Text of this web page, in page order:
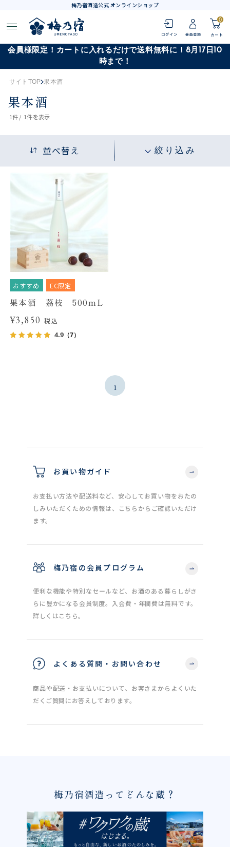
梅乃宿酒造公式 オンラインショップ
0
会員様限定！カートに入れるだけで送料無料に！8月17日10
時まで！
サイトTOP 果本酒
果本酒
1件 / 1件を表示
並べ替え 絞り込み
おすすめ EC限定
果本酒 茘枝 500mL
¥3,850税込
4.9（7）
1
お買い物ガイド
お支払い方法や配送料など、安心してお買い物をおたの
しみいただくための情報は、こちらからご確認いただけ
ます。
梅乃宿の会員プログラム
便利な機能や特別なセールなど、お酒のある暮らしがさ
らに豊かになる会員制度。入会費・年間費は無料です。
詳しくはこちら。
よくある質問・お問い合わせ
商品や配送・お支払いについて、お客さまからよくいた
だくご質問にお答えしております。
梅乃宿酒造ってどんな蔵？